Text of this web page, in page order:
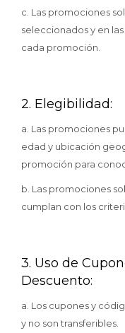
c. Las promociones
seleccionados y en
cada promoción.
2. Elegibilidad:
a. Las promociones
edad y ubicación
promoción para
b. Las promociones
cumplan con los
3. Uso de
Descuento:
a. Los cupones y
y no son transferibles.